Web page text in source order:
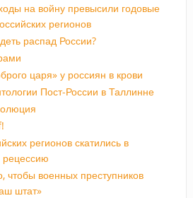
на войну превысили годовые
регионов
распад России?
царя» у россиян в крови
Пост-России в Таллинне
регионов скатились в
чтобы военных преступников
штат»